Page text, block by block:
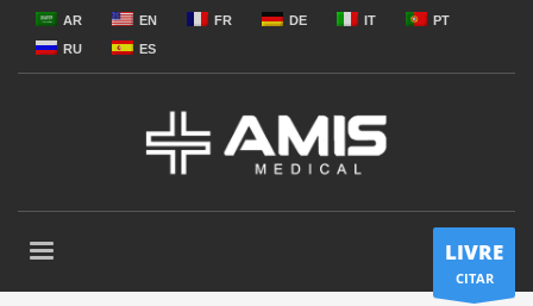
AR EN FR DE IT
PT
RU
ES
LIVRE
CITAR